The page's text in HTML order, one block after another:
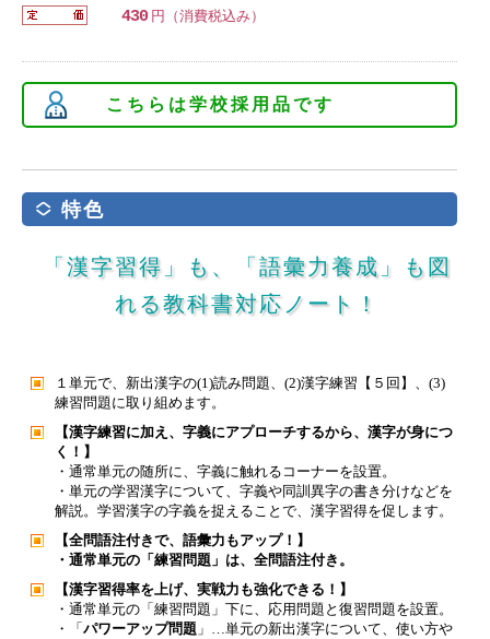
430 円（消費税込み）
こちらは学校採用品です
特色
「漢字習得」も、「語彙力養成」も図
れる教科書対応ノート！
１単元で、新出漢字の(1)読み問題、(2)漢字練習【５回】、(3)
練習問題に取り組めます。
【漢字練習に加え、字義にアプローチするから、漢字が身につ
く！】
・通常単元の随所に、字義に触れるコーナーを設置。
・単元の学習漢字について、字義や同訓異字の書き分けなどを
解説。学習漢字の字義を捉えることで、漢字習得を促します。
【全問語注付きで、語彙力もアップ！】
・通常単元の「練習問題」は、全問語注付き。
【漢字習得率を上げ、実戦力も強化できる！】
・通常単元の「練習問題」下に、応用問題と復習問題を設置。
・「 パワーアップ問題 」…単元の新出漢字について、使い方や